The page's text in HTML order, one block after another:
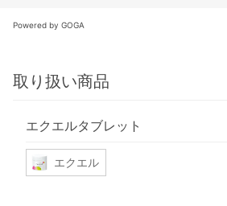
Powered by GOGA
取り扱い商品
エクエルタブレット
エクエル